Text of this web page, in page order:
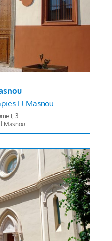
El Masnou
I, 3
Masnou